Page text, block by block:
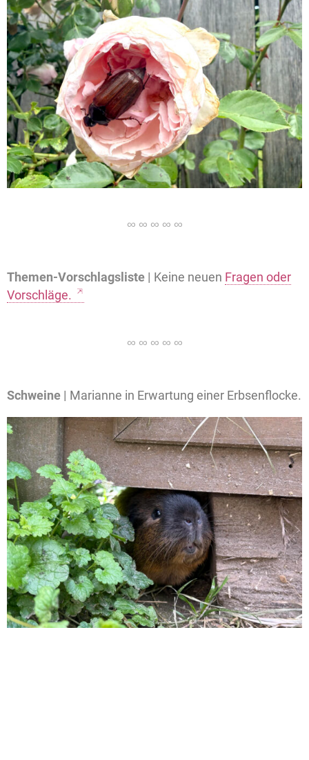
Themen-Vorschlagsliste | Keine neuen Fragen oder
Vorschläge.
Schweine | Marianne in Erwartung einer Erbsenflocke.